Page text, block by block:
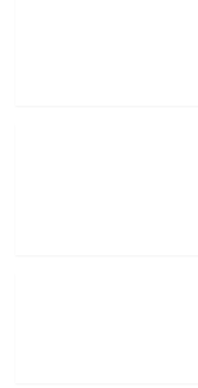
L’ingegnere
di un progetto